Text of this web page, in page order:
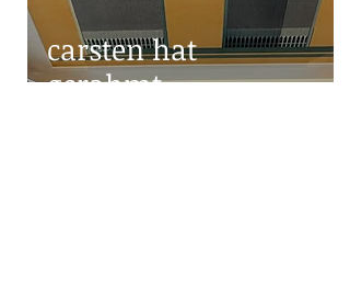
carsten hat
gerahmt